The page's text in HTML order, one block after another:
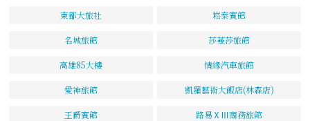
東都大旅社 崧泰賓館
名城旅館 莎蔓莎旅館
高雄85大樓 情緣汽車旅館
愛神旅館 凱羅藝術大飯店(林森店)
王爵賓館 路易ⅩⅢ商務旅館